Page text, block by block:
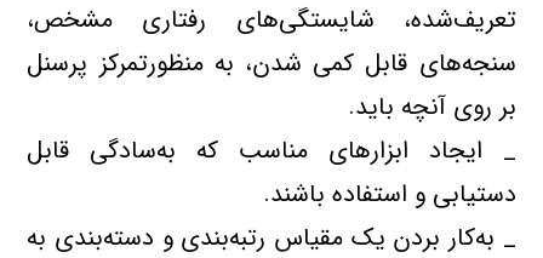
تعريف‌شده، شايستگي‌هاي رفتاري مشخص،
سنجه‌هاي قابل کمي شدن، به منظورتمركز پرسنل
بر روي آنچه بايد.
_ ايجاد ابزارهاي مناسب كه به‌سادگي قابل
دستيابي و استفاده باشند.
_ به‌كار بردن يك مقياس رتبه‌بندي و دسته‌بندي به